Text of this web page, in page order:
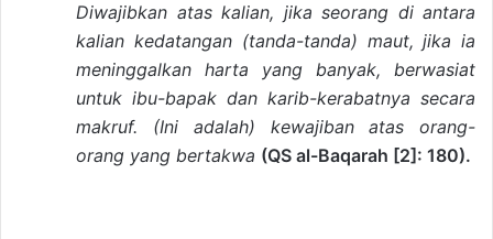
Diwajibkan atas kalian, jika seorang di antara
kalian kedatangan (tanda-tanda) maut, jika ia
meninggalkan harta yang banyak, berwasiat
untuk ibu-bapak dan karib-kerabatnya secara
makruf. (Ini adalah) kewajiban atas orang-
orang yang bertakwa (QS al-Baqarah [2]: 180).